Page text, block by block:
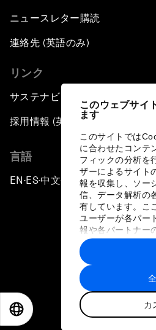
このウェブサイ
ます
このサイトでは
に合わせたコンテ
フィックの分析を
ザーによるサイト
報を収集し、ソー
信、データ解析の
有しています。こ
ユーザーが各パー
報や各パートナー
に収集された情報
トナーによって使
す。
カ
ニュースレター購読
連絡先 (英語のみ)
リンク
サステナビリティへの取り組み
採用情報 (英語のみ)
言語
EN ▪ES▪中文▪ 日本語
プライバシーポリシ
サイトマ
©
世界経済